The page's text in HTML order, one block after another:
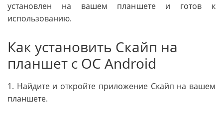
установлен на вашем планшете и готов к
использованию.
Как установить Скайп на
планшет с ОС Android
1. Найдите и откройте приложение Скайп на вашем
планшете.